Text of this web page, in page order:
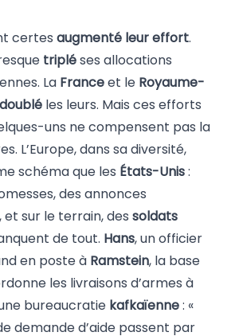
certes augmenté leur effort.
tripléses allocations
La Franceet le Royaume-
doublé les leurs. Mais ces efforts
uns ne compensent pas la
L’Europe, dans sa diversité,
schéma que les États-Unis:
des annonces
sur le terrain, des soldats
de tout. Hans, un officier
en poste à Ramstein, la base
les livraisons d’armes à
bureaucratie kafkaïenne: «
demande d’aide passent par